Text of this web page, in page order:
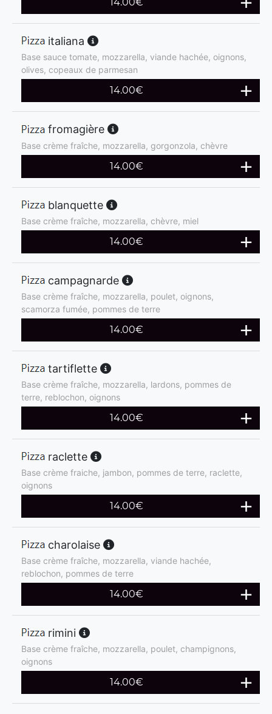
14.00€
italiana
Base sauce tomate, mozzarella, viande hachée, oignons,
olives, copeaux de parmesan
14.00€
fromagière
Base crème fraîche, mozzarella, gorgonzola, chèvre
14.00€
blanquette
Base crème fraîche, mozzarella, chèvre, miel
14.00€
campagnarde
Base crème fraîche, mozzarella, poulet, oignons,
scamorza fumée, pommes de terre
14.00€
tartiflette
Base crème fraîche, mozzarella, lardons, pommes de
terre, reblochon, oignons
14.00€
raclette
Base crème fraiche, jambon, pommes de terre, raclette,
oignons
14.00€
charolaise
Base crème fraîche, mozzarella, viande hachée,
reblochon, pommes de terre
14.00€
rimini
Base crème fraîche, mozzarella, poulet, champignons,
oignons
14.00€